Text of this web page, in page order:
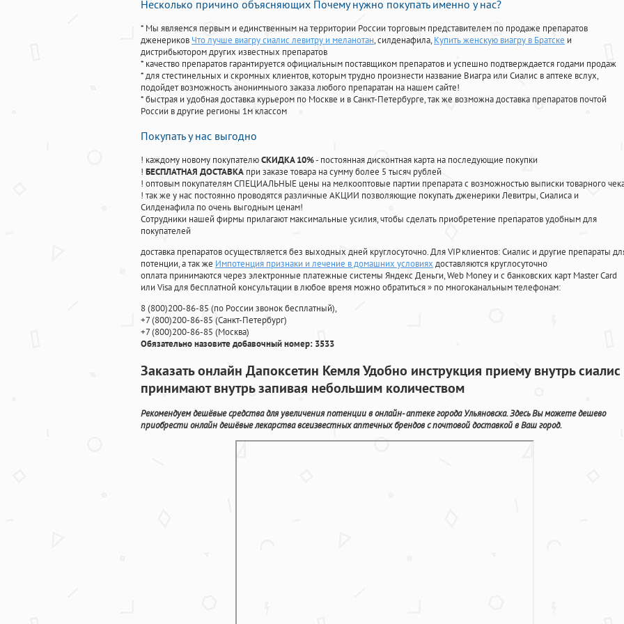
Несколько причино объясняющих Почему нужно покупать именно у нас?
* Мы являемся первым и единственным на территории России торговым представителем по продаже препаратов
дженериков Что лучше виагру сиалис левитру и меланотан, силденафила, Купить женскую виагру в Братске и
дистрибьютором других известных препаратов
* качество препаратов гарантируется официальным поставщиком препаратов и успешно подтверждается годами продаж
* для стестинельных и скромных клиентов, которым трудно произнести название Виагра или Сиалис в аптеке вслух,
подойдет возможность анонимныого заказа любого препаратан на нашем сайте!
* быстрая и удобная доставка курьером по Москве и в Санкт-Петербурге, так же возможна доставка препаратов почтой
России в другие регионы 1м классом
Покупать у нас выгодно
! каждому новому покупателюСКИДКА 10%- постоянная дисконтная карта на последующие покупки
! БЕСПЛАТНАЯ ДОСТАВКА при заказе товара на сумму более 5 тысяч рублей
! оптовым покупателям СПЕЦИАЛЬНЫЕ цены на мелкооптовые партии препарата с возможностью выписки товарного
! так же у нас постоянно проводятся различные АКЦИИ позволяющие покупать дженерики Левитры, Сиалиса и
Силденафила по очень выгодным ценам!
Cотрудники нашей фирмы прилагают максимальные усилия, чтобы сделать приобретение препаратов удобным для
покупателей
доставка препаратов осуществляется без выходных дней круглосуточно. Для VIP клиентов: Сиалис и другие препараты
потенции, а так же Импотенция признаки и лечение в домашних условиях доставляются круглосуточно
оплата принимаются через электронные платежные системы Яндекс Деньги, Web Money и с банковских карт Master Card
или Visa для бесплатной консультации в любое время можно обратиться» по многоканальным телефонам:
8(800)200-86-85 (по России звонок бесплатный),
+7(800)200-86-85 (Санкт-Петербург)
+7(800)200-86-85 (Москва)
Обязательно назовите добавочный номер: 3533
Заказать онлайн Дапоксетин Кемля Удобно инструкция приему внутрь сиалис
принимают внутрь запивая небольшим количеством
Рекомендуем дешёвые средства для увеличения потенции в онлайн- аптеке города Ульяновска. Здесь Вы можете дешево
приобрести онлайн дешёвые лекарства всеизвестных аптечных брендов с почтовой доставкой в Ваш город.